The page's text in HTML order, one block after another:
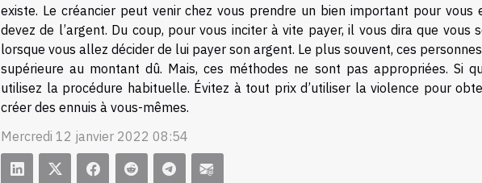
existe. Le créancier peut venir chez vous prendre un bien important pour vous
devez de l’argent. Du coup, pour vous inciter à vite payer, il vous dira que vous
lorsque vous allez décider de lui payer son argent. Le plus souvent, ces
supérieure au montant dû. Mais, ces méthodes ne sont pas appropriées. Si
utilisez la procédure habituelle. Évitez à tout prix d’utiliser la violence pour
créer des ennuis à vous-mêmes.
Mercredi 12 janvier 2022 08:54